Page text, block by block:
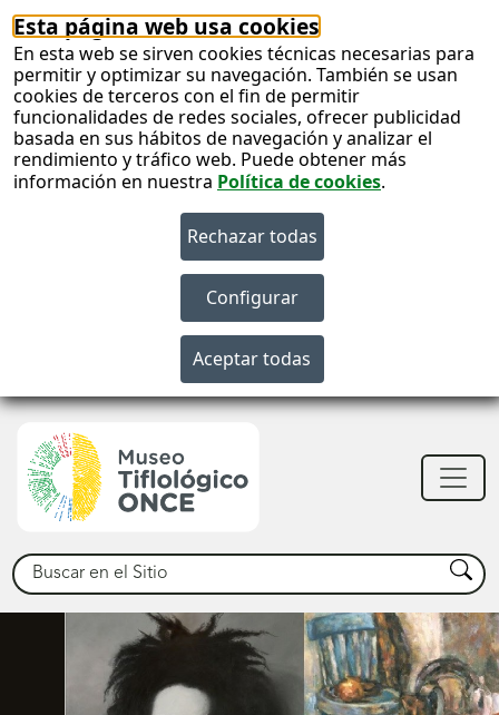
Esta página web usa cookies
En esta web se sirven cookies técnicas necesarias para
permitir y optimizar su navegación. También se usan
cookies de terceros con el fin de permitir
funcionalidades de redes sociales, ofrecer publicidad
basada en sus hábitos de navegación y analizar el
rendimiento y tráfico web. Puede obtener más
información en nuestra Política de cookies.
Buscar Buscar